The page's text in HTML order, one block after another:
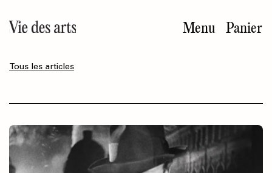
au
contenu
Menu Panier
Tous les articles